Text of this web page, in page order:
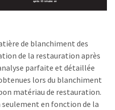
de blanchiment des
de la restauration après
parfaite et détaillée
lors du blanchiment
matériau de restauration.
en fonction de la